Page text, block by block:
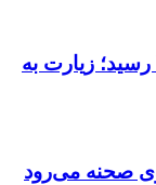
رسید؛ زیارت به
صحنه می‌رود